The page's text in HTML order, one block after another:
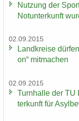
Nut­zung der
Notunterkunft
02.09.2015
Land­krei­se
on“ mit­ma­chen
02.09.2015
Turn­hal­le der
ter­kunft für